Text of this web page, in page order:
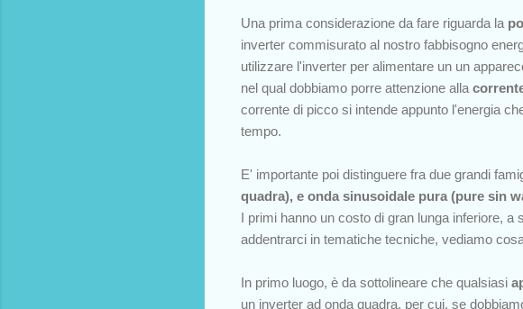
Una prima considerazione da fare riguarda la
inverter commisurato al nostro fabbisogno
utilizzare l'inverter per alimentare un un
nel qual dobbiamo porre attenzione alla
corrente di picco si intende appunto l'energia
tempo.
E' importante poi distinguere fra due grandi
quadra), e onda sinusoidale pura (pure sin
I primi hanno un costo di gran lunga inferiore,
addentrarci in tematiche tecniche, vediamo
In primo luogo, è da sottolineare che qualsiasi
un inverter ad onda quadra, per cui, se